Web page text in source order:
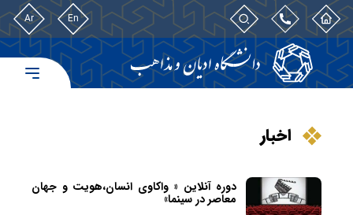
En
Ar
اخبار
دوره آنلاین « واکاوی انسان،هویت و جهان
معاصر در سینما»